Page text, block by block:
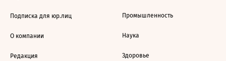
Подписка для юр.лиц
О компании
Редакция
Промышленность
Наука
Здоровье